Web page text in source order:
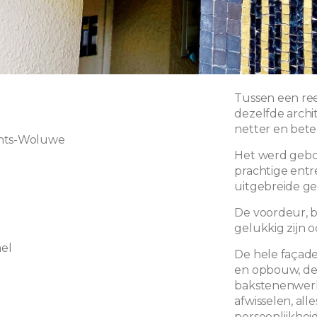
Woluwe
Tussen een
dezelfde
netter en
Het werd
prachtige
uitgebreide
De voordeur,
gelukkig zijn
De hele
en opbouw,
afwisselen,